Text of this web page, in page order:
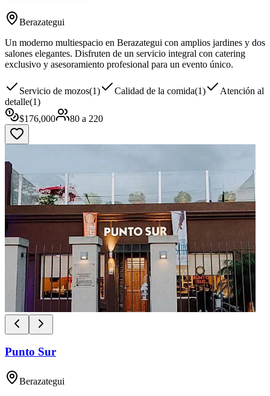
Berazategui
Un moderno multiespacio en Berazategui con amplios jardines y dos
salones elegantes. Disfruten de un servicio integral con catering
exclusivo y asesoramiento profesional para un evento único.
Servicio de mozos(1) Calidad de la comida(1)
Atención al
detalle(1)
$176,000 80 a 220
Punto Sur
Berazategui